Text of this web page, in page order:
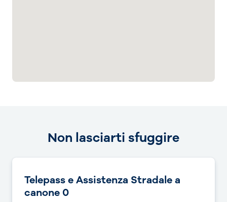
Non lasciarti sfuggire
Telepass e Assistenza Stradale a
canone 0